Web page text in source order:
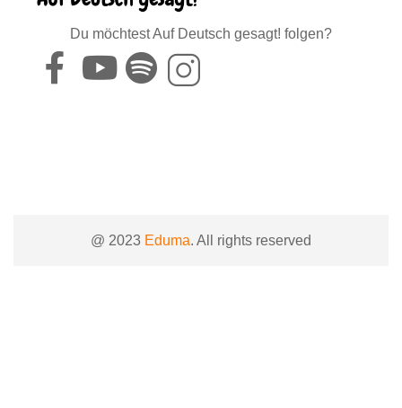
Du möchtest Auf Deutsch gesagt! folgen?
@ 2023 Eduma. All rights reserved